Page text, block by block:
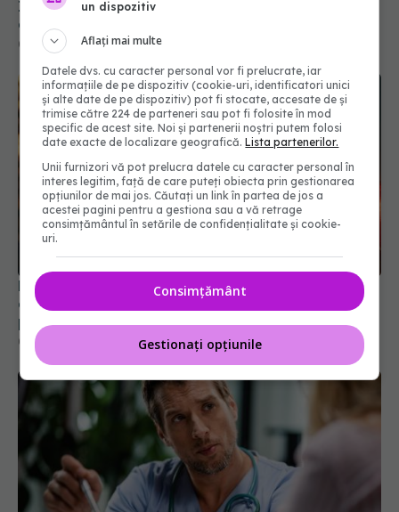
Ilie Bolojan, anunț despre spitale în contextul
crizei energetice
06 aug 2026, 15:24
Ministerul Sănătății activează planul pentru
caniculă. Măsuri speciale în spitale și recomandări
pentru populație
03 aug 2026, 10:30
un dispozitiv
Aflați mai multe
Datele dvs. cu caracter personal vor fi prelucrate, iar
informațiile de pe dispozitiv (cookie-uri, identificatori unici
și alte date de pe dispozitiv) pot fi stocate, accesate de și
trimise către 224 de parteneri sau pot fi folosite în mod
specific de acest site. Noi și partenerii noștri putem folosi
date exacte de localizare geografică.Lista partenerilor.
Unii furnizori vă pot prelucra datele cu caracter personal în
interes legitim, față de care puteți obiecta prin gestionarea
opțiunilor de mai jos. Căutați un link în partea de jos a
acestei pagini pentru a gestiona sau a vă retrage
consimțământul în setările de confidențialitate și cookie-
uri.
Consimțământ
Gestionați opțiunile